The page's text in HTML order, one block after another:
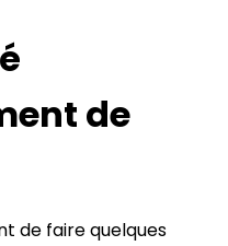
de
de faire quelques